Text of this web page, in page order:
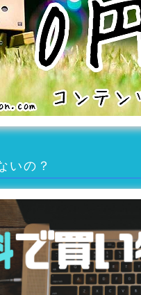
いの？